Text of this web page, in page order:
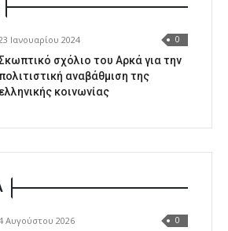
Ιανουαρίου 2024 0
σχόλιο του Αρκά για την
αναβάθμιση της
ελληνικής κοινωνίας
Αυγούστου 2026 0